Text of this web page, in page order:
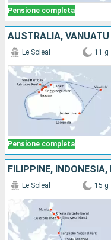
Pensione completa
AUSTRALIA, VANUATU
Pensione completa
Le Soleal 11 g
Le Soleal 15 g